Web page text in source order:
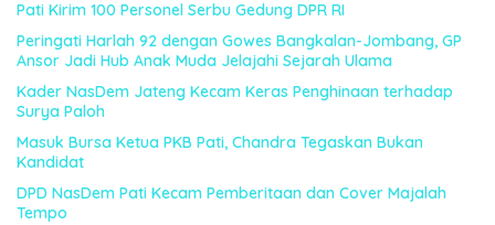
Pati Kirim 100 Personel Serbu Gedung DPR RI
Peringati Harlah 92 dengan Gowes Bangkalan-Jombang, GP
Ansor Jadi Hub Anak Muda Jelajahi Sejarah Ulama
Kader NasDem Jateng Kecam Keras Penghinaan terhadap
Surya Paloh
Masuk Bursa Ketua PKB Pati, Chandra Tegaskan Bukan
Kandidat
DPD NasDem Pati Kecam Pemberitaan dan Cover Majalah
Tempo